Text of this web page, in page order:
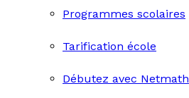
Programmes scolaires
Tarification école
Débutez avec Netmath